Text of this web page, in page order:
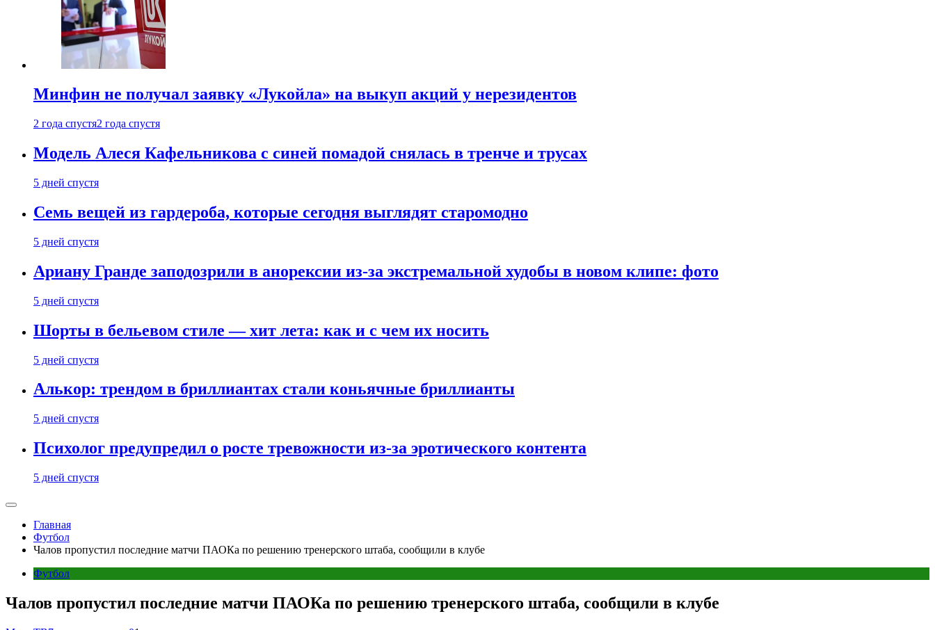
Минфин не получал заявку «Лукойла» на выкуп акций у нерезидентов
2 года спустя2 года спустя
Модель Алеся Кафельникова с синей помадой снялась в тренче и трусах
5 дней спустя
Семь вещей из гардероба, которые сегодня выглядят старомодно
5 дней спустя
Ариану Гранде заподозрили в анорексии из-за экстремальной худобы в новом клипе: фото
5 дней спустя
Шорты в бельевом стиле — хит лета: как и с чем их носить
5 дней спустя
Алькор: трендом в бриллиантах стали коньячные бриллианты
5 дней спустя
Психолог предупредил о росте тревожности из-за эротического контента
5 дней спустя
Главная
Футбол
Чалов пропустил последние матчи ПАОКа по решению тренерского штаба, сообщили в клубе
Футбол
Чалов пропустил последние матчи ПАОКа по решению тренерского штаба, сообщили в клубе